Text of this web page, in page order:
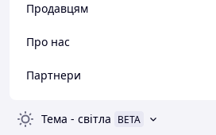
Продавцям
Про нас
Партнери
Тема - світла BETA